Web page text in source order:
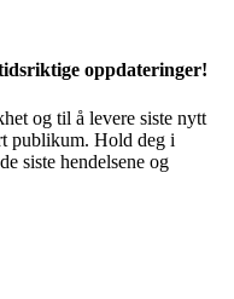
oppdateringer!
og til å levere siste nytt
publikum. Hold deg i
siste hendelsene og